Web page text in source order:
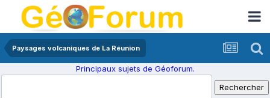
Paysages volcaniques de La Réunion
Principaux sujets de Géoforum.